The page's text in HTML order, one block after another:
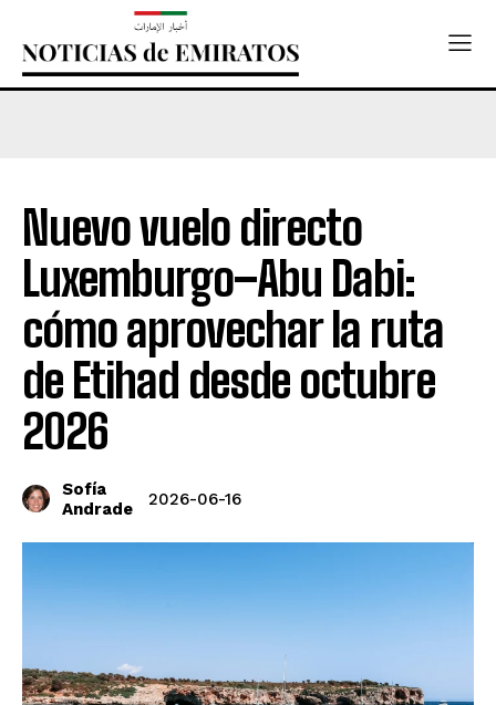
Nuevo vuelo directo
Luxemburgo–Abu Dabi:
cómo aprovechar la ruta
de Etihad desde octubre
2026
Sofía
Andrade
2026-06-16